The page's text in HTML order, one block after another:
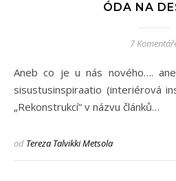
ÓDA NA
7
Aneb co je u nás nového…. aneb nic se neděje…. aneb
sisustusinspiraatio (interiérová
„Rekonstrukcí“ v názvu článků…
od Tereza Talvikki Metsola